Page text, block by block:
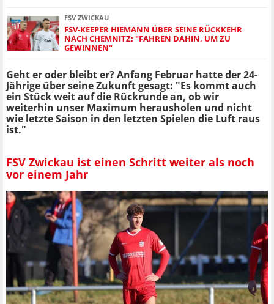
FSV ZWICKAU
FSV-KEEPER HIEMANN ÜBER SEINE RÜCKKEHR
NACH CHEMNITZ: "FAHREN DAHIN, UM ZU
GEWINNEN"
Geht er oder bleibt er? Anfang Februar hatte der 24-
Jährige über seine Zukunft gesagt: "Es kommt auch
ein Stück weit auf die Rückrunde an, ob wir
weiterhin unser Maximum herausholen und nicht
wie letzte Saison in den letzten Spielen die Luft raus
ist."
FSV Zwickau ist einen Schritt weiter als noch
vor einem Jahr